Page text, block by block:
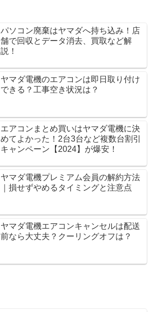
パソコン廃棄はヤマダへ持ち込み！店
舗で回収とデータ消去、買取など解
説！
ヤマダ電機のエアコンは即日取り付け
できる？工事空き状況は？
エアコンまとめ買いはヤマダ電機に決
めてよかった！2台3台など複数台割引
キャンペーン【2024】が爆安！
ヤマダ電機プレミアム会員の解約方法
｜損せずやめるタイミングと注意点
ヤマダ電機エアコンキャンセルは配送
前なら大丈夫？クーリングオフは？